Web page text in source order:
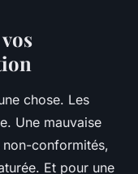
chose. Les
Une mauvaise
non-conformités,
Et pour une